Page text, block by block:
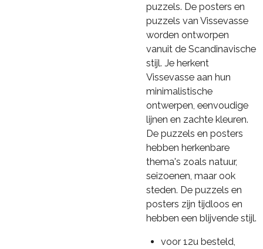
puzzels. De posters en
puzzels van Vissevasse
worden ontworpen
vanuit de Scandinavische
stijl. Je herkent
Vissevasse aan hun
minimalistische
ontwerpen, eenvoudige
lijnen en zachte kleuren.
De puzzels en posters
hebben herkenbare
thema's zoals natuur,
seizoenen, maar ook
steden. De puzzels en
posters zijn tijdloos en
hebben een blijvende stijl.
voor 12u besteld,